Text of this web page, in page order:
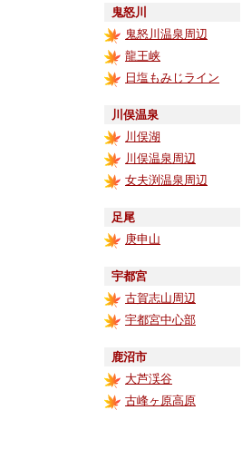
鬼怒川
鬼怒川温泉周辺
龍王峡
日塩もみじライン
川俣温泉
川俣湖
川俣温泉周辺
女夫渕温泉周辺
足尾
庚申山
宇都宮
古賀志山周辺
宇都宮中心部
鹿沼市
大芦渓谷
古峰ヶ原高原